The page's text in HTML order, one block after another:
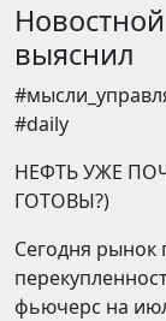
выяснил
#daily
НЕФТЬ УЖЕ
ГОТОВЫ?)
Сегодня рынок
фьючерс на